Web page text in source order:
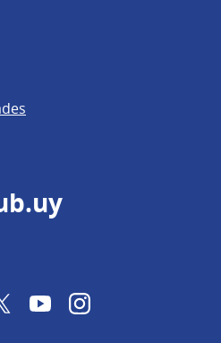
TwitterYouTubeInstagram